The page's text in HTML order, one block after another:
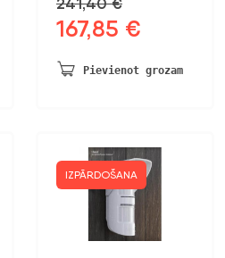
Sākotnējā
bija:
167,85 €
ir:
Pievienot grozam
IZPĀRDOŠANA